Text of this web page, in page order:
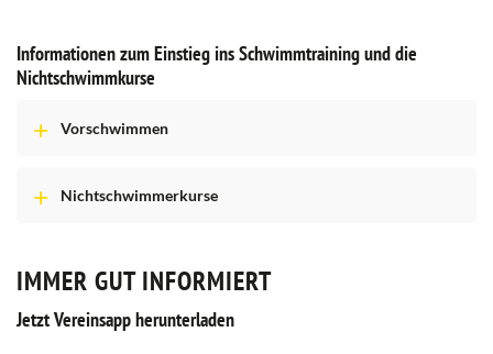
Informationen zum Einstieg ins Schwimmtraining und die
Nichtschwimmkurse
Vorschwimmen
Nichtschwimmerkurse
IMMER GUT INFORMIERT
Jetzt Vereinsapp herunterladen